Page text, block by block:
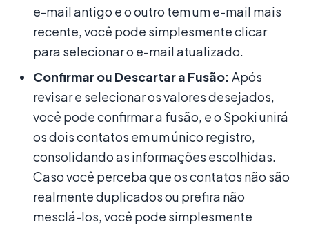
e-mail antigo e o outro tem um e-mail mais
recente, você pode simplesmente clicar
para selecionar o e-mail atualizado.
Confirmar ou Descartar a Fusão: Após
revisar e selecionar os valores desejados,
você pode confirmar a fusão, e o Spoki unirá
os dois contatos em um único registro,
consolidando as informações escolhidas.
Caso você perceba que os contatos não são
realmente duplicados ou prefira não
mesclá-los, você pode simplesmente